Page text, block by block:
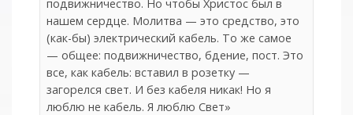
подвижничество. Но чтобы Христос был в
нашем сердце. Молитва — это средство, это
(как-бы) электрический кабель. То же самое
— общее: подвижничество, бдение, пост. Это
все, как кабель: вставил в розетку —
загорелся свет. И без кабеля никак! Но я
люблю не кабель. Я люблю Свет»